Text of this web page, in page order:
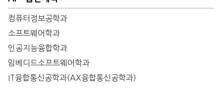
컴퓨터정보공학과
소프트웨어학과
인공지능융합학과
임베디드소프트웨어학과
IT융합통신공학과(AX융합통신공학과)